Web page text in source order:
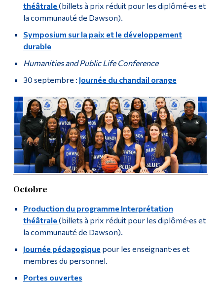
théâtrale(billets à prix réduit pour les diplômé·es et
la communauté de Dawson).
Symposium sur la paix et le développement
durable
Humanities and Public Life Conference
30 septembre : Journée du chandail orange
Octobre
Production du programme Interprétation
théâtrale(billets à prix réduit pour les diplômé·es et
la communauté de Dawson).
Journée pédagogiquepour les enseignant·es et
membres du personnel.
Portes ouvertes